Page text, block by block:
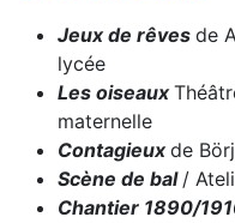
Jeux de rêves de
lycée
Les oiseaux
maternelle
Contagieuxde
Scène de bal /
Chantier 1890/